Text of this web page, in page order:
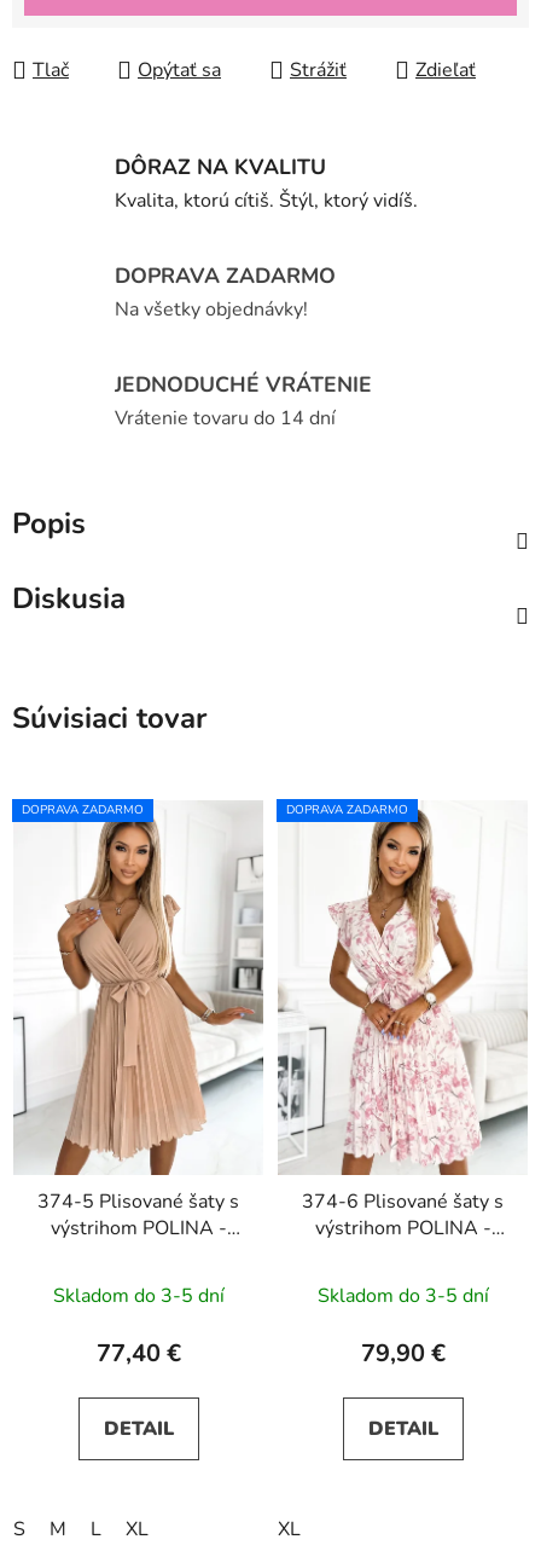
Tlač Opýtať sa Strážiť Zdieľať
DÔRAZ NA KVALITU
Kvalita, ktorú cítiš. Štýl, ktorý vidíš.
DOPRAVA ZADARMO
Na všetky objednávky!
JEDNODUCHÉ VRÁTENIE
Vrátenie tovaru do 14 dní
Popis
Diskusia
Súvisiaci tovar
DOPRAVA ZADARMO
374-5 Plisované šaty s
výstrihom POLINA -
Skladom do 3-5 dní
77,40 €
DETAIL
S M L XL
DOPRAVA ZADARMO
374-6 Plisované šaty s
výstrihom POLINA -
Skladom do 3-5 dní
79,90 €
DETAIL
XL